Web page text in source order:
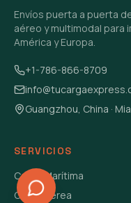
Envíos puerta a puerta
aéreo y multimodal
América y Europa.
+1-786-866-8709
Guangzhou, China ·
SERVICIOS
Carga Marítima
Carga Aérea